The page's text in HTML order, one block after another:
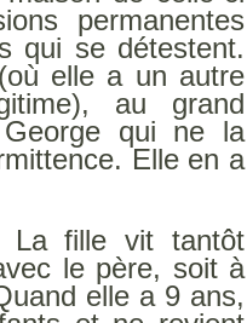
permanentes
qui se détestent.
elle a un autre
au grand
qui ne la
Elle en a
La fille vit tantôt
le père, soit à
elle a 9 ans,